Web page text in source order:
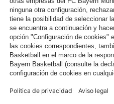
de Europa contra el
en boca de todos también a
muy joven, claramente el